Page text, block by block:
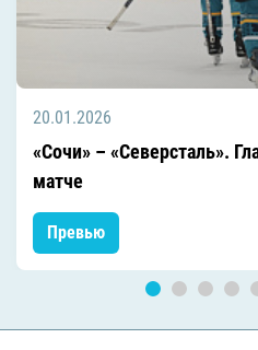
20.01.2026
«Сочи» – «Северсталь».
матче
Превью